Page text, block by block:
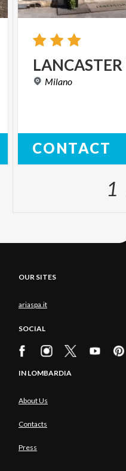
LANCASTER
Milano
CONTACT
1
OUR SITES
ariaspa.it
SOCIAL
IN LOMBARDIA
About Us
Contacts
Press